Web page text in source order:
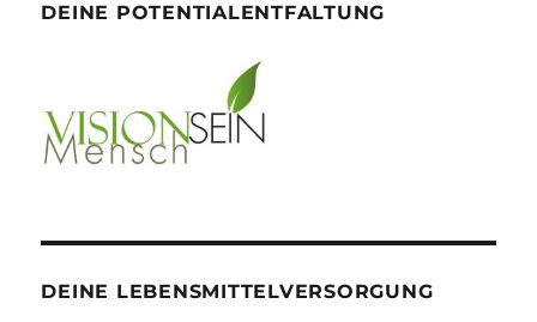
DEINE POTENTIALENTFALTUNG
DEINE LEBENSMITTELVERSORGUNG